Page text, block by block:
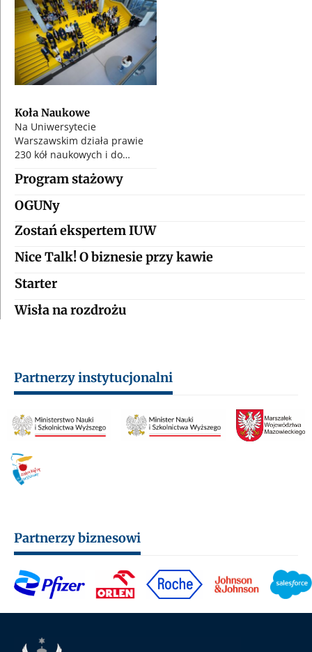
Koła Naukowe
Na Uniwersytecie
Warszawskim działa prawie
230 kół naukowych i do…
Program stażowy
OGUNy
Zostań ekspertem IUW
Nice Talk! O biznesie przy kawie
Starter
Wisła na rozdrożu
Partnerzy instytucjonalni
Partnerzy biznesowi